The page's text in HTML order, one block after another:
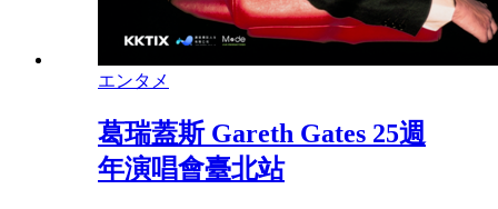
エンタメ
葛瑞蓋斯 Gareth Gates 25週
年演唱會臺北站